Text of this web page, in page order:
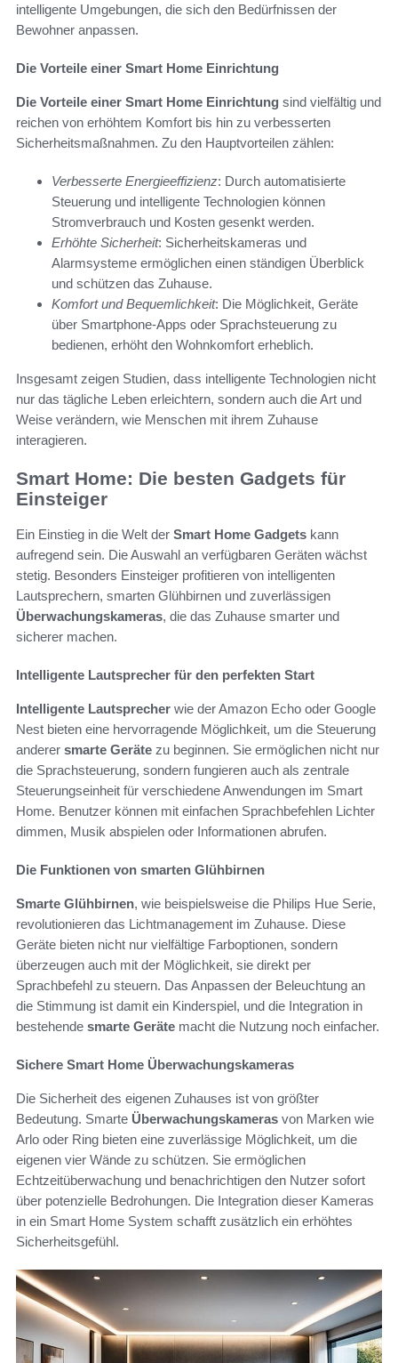
intelligente Umgebungen, die sich den Bedürfnissen der
Bewohner anpassen.
Die Vorteile einer Smart Home Einrichtung
Die Vorteile einer Smart Home Einrichtung sind vielfältig und
reichen von erhöhtem Komfort bis hin zu verbesserten
Sicherheitsmaßnahmen. Zu den Hauptvorteilen zählen:
Verbesserte Energieeffizienz: Durch automatisierte
Steuerung und intelligente Technologien können
Stromverbrauch und Kosten gesenkt werden.
Erhöhte Sicherheit: Sicherheitskameras und
Alarmsysteme ermöglichen einen ständigen Überblick
und schützen das Zuhause.
Komfort und Bequemlichkeit: Die Möglichkeit, Geräte
über Smartphone-Apps oder Sprachsteuerung zu
bedienen, erhöht den Wohnkomfort erheblich.
Insgesamt zeigen Studien, dass intelligente Technologien nicht
nur das tägliche Leben erleichtern, sondern auch die Art und
Weise verändern, wie Menschen mit ihrem Zuhause
interagieren.
Smart Home: Die besten Gadgets für
Einsteiger
Ein Einstieg in die Welt der Smart Home Gadgets kann
aufregend sein. Die Auswahl an verfügbaren Geräten wächst
stetig. Besonders Einsteiger profitieren von intelligenten
Lautsprechern, smarten Glühbirnen und zuverlässigen
Überwachungskameras, die das Zuhause smarter und
sicherer machen.
Intelligente Lautsprecher für den perfekten Start
Intelligente Lautsprecher wie der Amazon Echo oder Google
Nest bieten eine hervorragende Möglichkeit, um die Steuerung
anderer smarte Geräte zu beginnen. Sie ermöglichen nicht nur
die Sprachsteuerung, sondern fungieren auch als zentrale
Steuerungseinheit für verschiedene Anwendungen im Smart
Home. Benutzer können mit einfachen Sprachbefehlen Lichter
dimmen, Musik abspielen oder Informationen abrufen.
Die Funktionen von smarten Glühbirnen
Smarte Glühbirnen, wie beispielsweise die Philips Hue Serie,
revolutionieren das Lichtmanagement im Zuhause. Diese
Geräte bieten nicht nur vielfältige Farboptionen, sondern
überzeugen auch mit der Möglichkeit, sie direkt per
Sprachbefehl zu steuern. Das Anpassen der Beleuchtung an
die Stimmung ist damit ein Kinderspiel, und die Integration in
bestehende smarte Geräte macht die Nutzung noch einfacher.
Sichere Smart Home Überwachungskameras
Die Sicherheit des eigenen Zuhauses ist von größter
Bedeutung. Smarte Überwachungskameras von Marken wie
Arlo oder Ring bieten eine zuverlässige Möglichkeit, um die
eigenen vier Wände zu schützen. Sie ermöglichen
Echtzeitüberwachung und benachrichtigen den Nutzer sofort
über potenzielle Bedrohungen. Die Integration dieser Kameras
in ein Smart Home System schafft zusätzlich ein erhöhtes
Sicherheitsgefühl.